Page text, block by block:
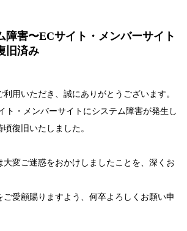
障害〜ECサイト・メンバーサイト
旧済み
用いただき、誠にありがとうございます。
ト・メンバーサイトにシステム障害が発生し
復旧いたしました。
大変ご迷惑をおかけしましたことを、深くお
ご愛顧賜りますよう、何卒よろしくお願い申